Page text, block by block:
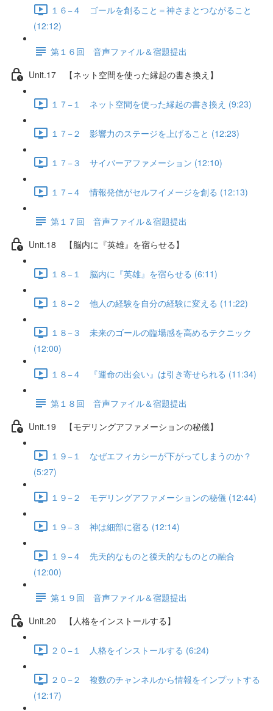
１６−４ ゴールを創ること＝神さまとつながること
(12:12)
第１６回 音声ファイル＆宿題提出
Unit.17 【ネット空間を使った縁起の書き換え】
１７−１ ネット空間を使った縁起の書き換え (9:23)
１７−２ 影響力のステージを上げること (12:23)
１７−３ サイバーアファメーション (12:10)
１７−４ 情報発信がセルフイメージを創る (12:13)
第１７回 音声ファイル＆宿題提出
Unit.18 【脳内に『英雄』を宿らせる】
１８−１ 脳内に『英雄』を宿らせる (6:11)
１８−２ 他人の経験を自分の経験に変える (11:22)
１８−３ 未来のゴールの臨場感を高めるテクニック
(12:00)
１８−４ 『運命の出会い』は引き寄せられる (11:34)
第１８回 音声ファイル＆宿題提出
Unit.19 【モデリングアファメーションの秘儀】
１９−１ なぜエフィカシーが下がってしまうのか？
(5:27)
１９−２ モデリングアファメーションの秘儀 (12:44)
１９−３ 神は細部に宿る (12:14)
１９−４ 先天的なものと後天的なものとの融合
(12:00)
第１９回 音声ファイル＆宿題提出
Unit.20 【人格をインストールする】
２０−１ 人格をインストールする (6:24)
２０−２ 複数のチャンネルから情報をインプットする
(12:17)